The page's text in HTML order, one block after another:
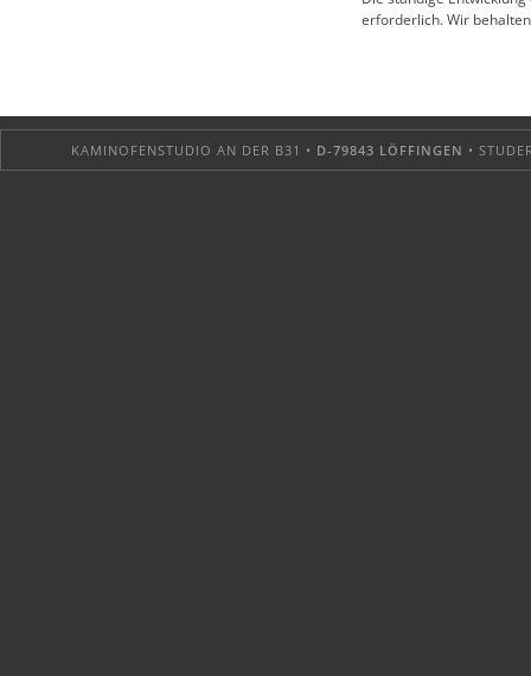
erforderlich. Wir
KAMINOFENSTUDIO AN DER B31 • D-79843 LÖFFINGEN •